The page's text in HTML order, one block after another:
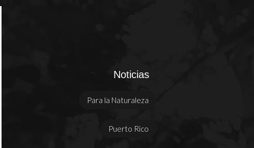
Noticias
Para la Naturaleza
Puerto Rico